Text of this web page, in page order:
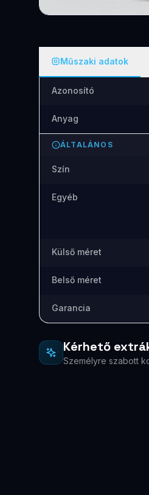
Műszaki adatok
Azonosító
Anyag
ÁLTALÁNOS
Szín
Egyéb
Külső méret
Belső méret
Garancia
Kérhető
Személyre szabott